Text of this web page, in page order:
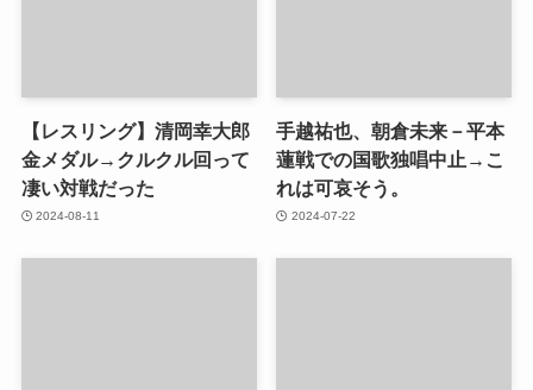
【レスリング】清岡幸大郎
金メダル→クルクル回って
凄い対戦だった
2024-08-11
手越祐也、朝倉未来－平本
蓮戦での国歌独唱中止→こ
れは可哀そう。
2024-07-22